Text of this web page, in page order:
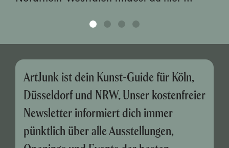
ArtJunk ist dein Kunst-Guide für Köln,
Düsseldorf und NRW. Unser kostenfreier
Newsletter informiert dich immer
pünktlich über alle Ausstellungen,